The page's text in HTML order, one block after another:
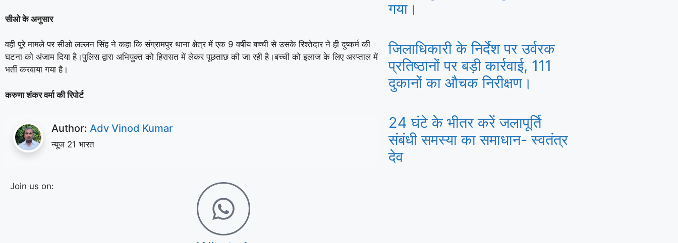
सीओ के अनुसार
वही पूरे मामले पर सीओ लल्लन सिंह ने कहा कि संग्रामपुर थाना क्षेत्र में एक 9 वर्षीय बच्ची से उसके रिश्तेदार ने ही दुष्कर्म की
घटना को अंजाम दिया है।पुलिस द्वारा अभियुक्त को हिरासत में लेकर पूछताछ की जा रही है।बच्ची को इलाज के लिए अस्प्ताल में
भर्ती करवाया गया है।
करुणा शंकर वर्मा की रिपोर्ट
Author: Adv Vinod Kumar
न्यूज 21 भारत
Join us on:
गया।
जिलाधिकारी के निर्देश पर उर्वरक
प्रतिष्ठानों पर बड़ी कार्रवाई, 111
दुकानों का औचक निरीक्षण।
24 घंटे के भीतर करें जलापूर्ति
संबंधी समस्या का समाधान- स्वतंत्र
देव